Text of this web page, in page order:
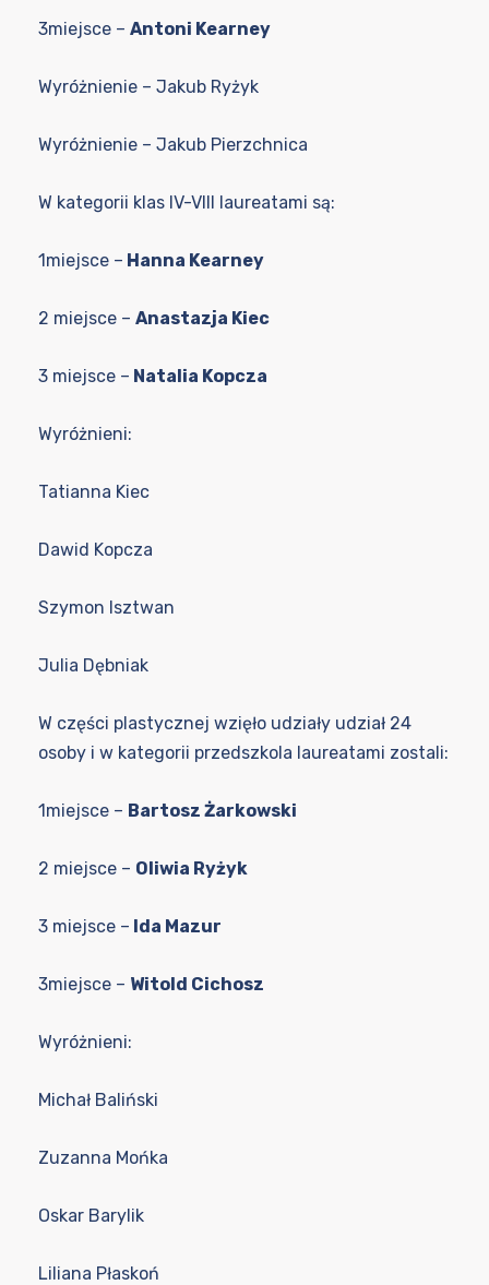
3miejsce – Antoni Kearney
Wyróżnienie – Jakub Ryżyk
Wyróżnienie – Jakub Pierzchnica
W kategorii klas IV-VIII laureatami są:
1miejsce – Hanna Kearney
2 miejsce – Anastazja Kiec
3 miejsce – Natalia Kopcza
Wyróżnieni:
Tatianna Kiec
Dawid Kopcza
Szymon Isztwan
Julia Dębniak
W części plastycznej wzięło udziały udział 24
osoby i w kategorii przedszkola laureatami zostali:
1miejsce – Bartosz Żarkowski
2 miejsce – Oliwia Ryżyk
3 miejsce – Ida Mazur
3miejsce – Witold Cichosz
Wyróżnieni:
Michał Baliński
Zuzanna Mońka
Oskar Barylik
Liliana Płaskoń